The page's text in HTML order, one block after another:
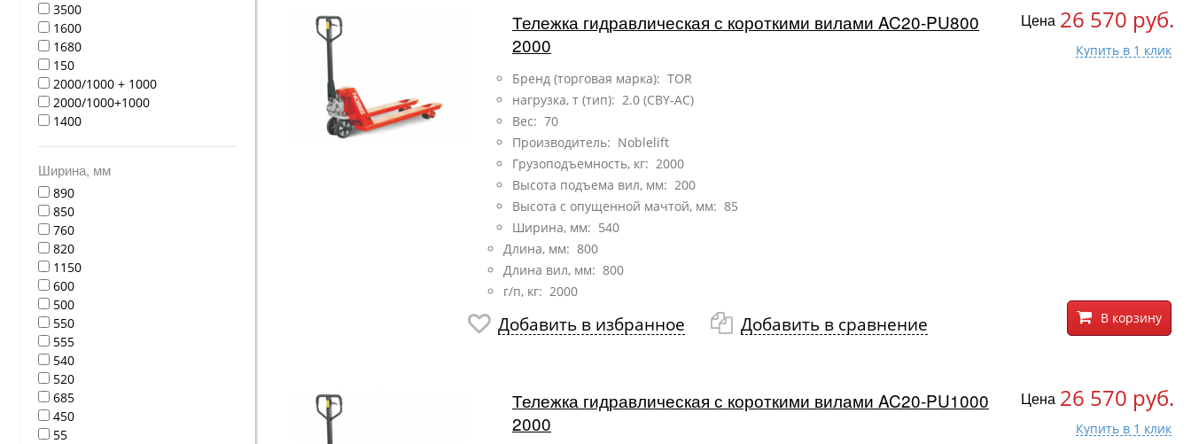
3500
1600
1680
150
2000/1000 + 1000
2000/1000+1000
1400
Ширина, мм
890
850
760
820
1150
600
500
550
555
540
520
685
450
55
Тележка гидравлическая с короткими вилами AC20-PU800
2000
Бренд (торговая марка): TOR
нагрузка, т (тип): 2.0 (CBY-AC)
Вес: 70
Производитель: Noblelift
Грузоподъемность, кг: 2000
Высота подъема вил, мм: 200
Высота с опущенной мачтой, мм: 85
Ширина, мм: 540
Длина, мм: 800
Длина вил, мм: 800
г/п, кг: 2000
Добавить в избранное Добавить в сравнение
Цена 26 570 руб.
В корзину
Тележка гидравлическая с короткими вилами AC20-PU1000
2000
Цена 26 570 руб.